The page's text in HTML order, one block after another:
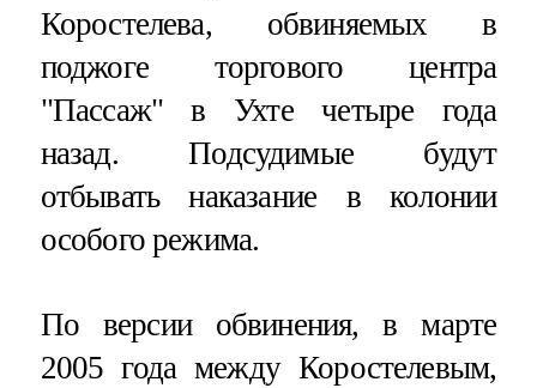
Коростелева, обвиняемых в
поджоге торгового центра
"Пассаж" в Ухте четыре года
назад. Подсудимые будут
отбывать наказание в колонии
особого режима.
По версии обвинения, в марте
2005 года между Коростелевым,